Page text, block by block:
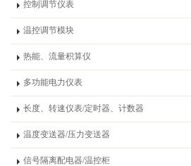
控制调节仪表
温控调节模块
热能、流量积算仪
多功能电力仪表
长度、转速仪表/定时器、计数器
温度变送器/压力变送器
信号隔离配电器/温控柜